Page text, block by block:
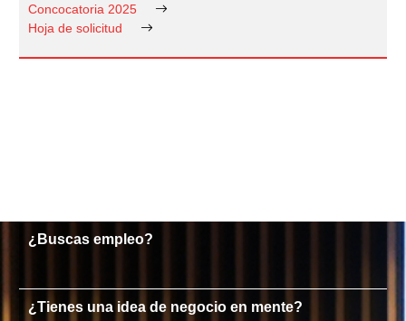
Concocatoria 2025
Hoja de solicitud
¿Buscas empleo?
¿Tienes una idea de negocio en mente?